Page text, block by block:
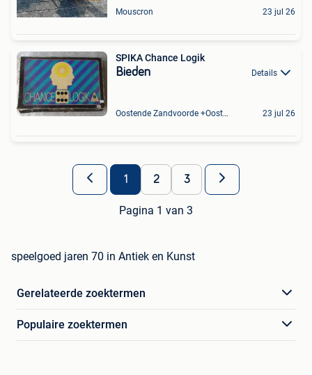
Mouscron 23 jul 26
SPIKA Chance Logik
Bieden Details
Oostende Zandvoorde +Oostende 23 jul 26
1 2 3
Pagina 1 van 3
speelgoed jaren 70 in Antiek en Kunst
Gerelateerde zoektermen
Populaire zoektermen